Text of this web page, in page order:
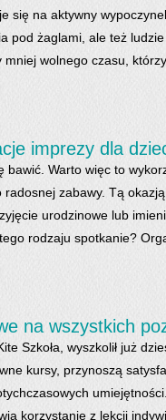
się na aktywny
pod żaglami, ale też
wolnego czasu,
imprezy dla
bawić. Warto więc to
zabawy. Tą
urodzinowe lub
rodzaju spotkanie?
na wszystkich
Szkoła, wyszkolił już
kursy, przynoszą
korzystanie z lekcji